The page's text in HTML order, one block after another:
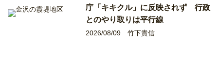
庁「キキクル」に反映されず 行政
とのやり取りは平行線
2026/08/09 竹下貴信